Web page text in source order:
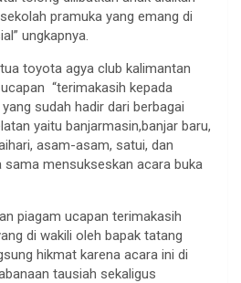
pramuka yang emang di
ungkapnya.
toyota agya club kalimantan
“terimakasih kepada
sudah hadir dari berbagai
yaitu banjarmasin,banjar baru,
asam-asam, satui, dan
mensukseskan acara buka
piagam ucapan terimakasih
di wakili oleh bapak tatang
hikmat karena acara ini di
tausiah sekaligus